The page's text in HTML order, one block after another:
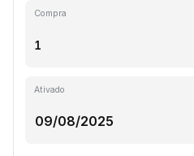
Compra
Ativado